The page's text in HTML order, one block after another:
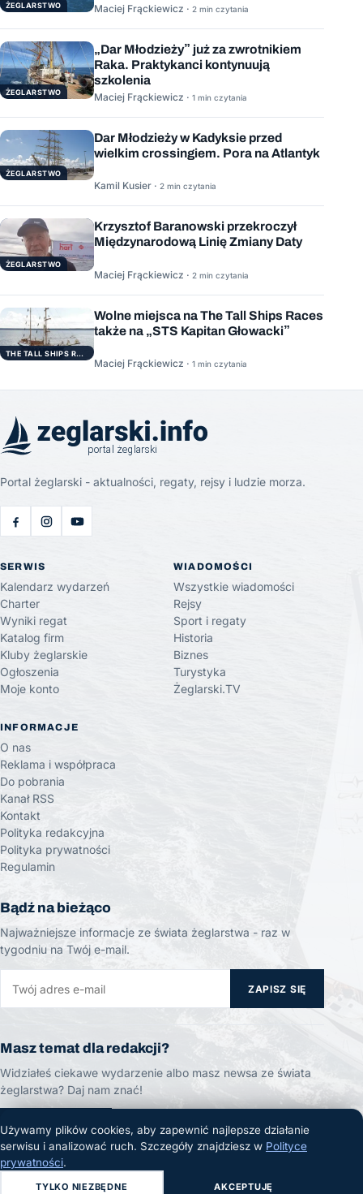
ŻEGLARSTWO Maciej Frąckiewicz · 2 min czytania
ŻEGLARSTWO
„Dar Młodzieży” już za zwrotnikiem
Raka. Praktykanci kontynuują
szkolenia
Maciej Frąckiewicz · 1 min czytania
ŻEGLARSTWO
Dar Młodzieży w Kadyksie przed
wielkim crossingiem. Pora na Atlantyk
Kamil Kusier · 2 min czytania
ŻEGLARSTWO
Krzysztof Baranowski przekroczył
Międzynarodową Linię Zmiany Daty
Maciej Frąckiewicz · 2 min czytania
THE TALL SHIPS RACES
Wolne miejsca na The Tall Ships Races
także na „STS Kapitan Głowacki”
Maciej Frąckiewicz · 1 min czytania
Portal żeglarski - aktualności, regaty, rejsy i ludzie morza.
SERWIS
Kalendarz wydarzeń
Charter
Wyniki regat
Katalog firm
Kluby żeglarskie
Ogłoszenia
Moje konto
WIADOMOŚCI
Wszystkie wiadomości
Rejsy
Sport i regaty
Historia
Biznes
Turystyka
Żeglarski.TV
INFORMACJE
O nas
Reklama i współpraca
Do pobrania
Kanał RSS
Kontakt
Polityka redakcyjna
Polityka prywatności
Regulamin
Bądź na bieżąco
Najważniejsze informacje ze świata żeglarstwa - raz w
tygodniu na Twój e-mail.
ZAPISZ SIĘ
Masz temat dla redakcji?
Widziałeś ciekawe wydarzenie albo masz newsa ze świata
żeglarstwa? Daj nam znać!
ZGŁOŚ TEMAT
© 2026 Żeglarski.info. Wszelkie prawa zastrzeżone.
Używamy plików cookies, aby zapewnić najlepsze działanie
serwisu i analizować ruch. Szczegóły znajdziesz w Polityce
prywatności.
TYLKO NIEZBĘDNE AKCEPTUJĘ